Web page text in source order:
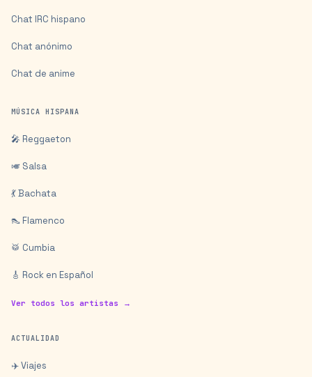
Chat IRC hispano
Chat anónimo
Chat de anime
MÚSICA HISPANA
🎤 Reggaeton
🎺 Salsa
💃 Bachata
👠 Flamenco
🥁 Cumbia
🎸 Rock en Español
Ver todos los artistas →
ACTUALIDAD
✈️ Viajes